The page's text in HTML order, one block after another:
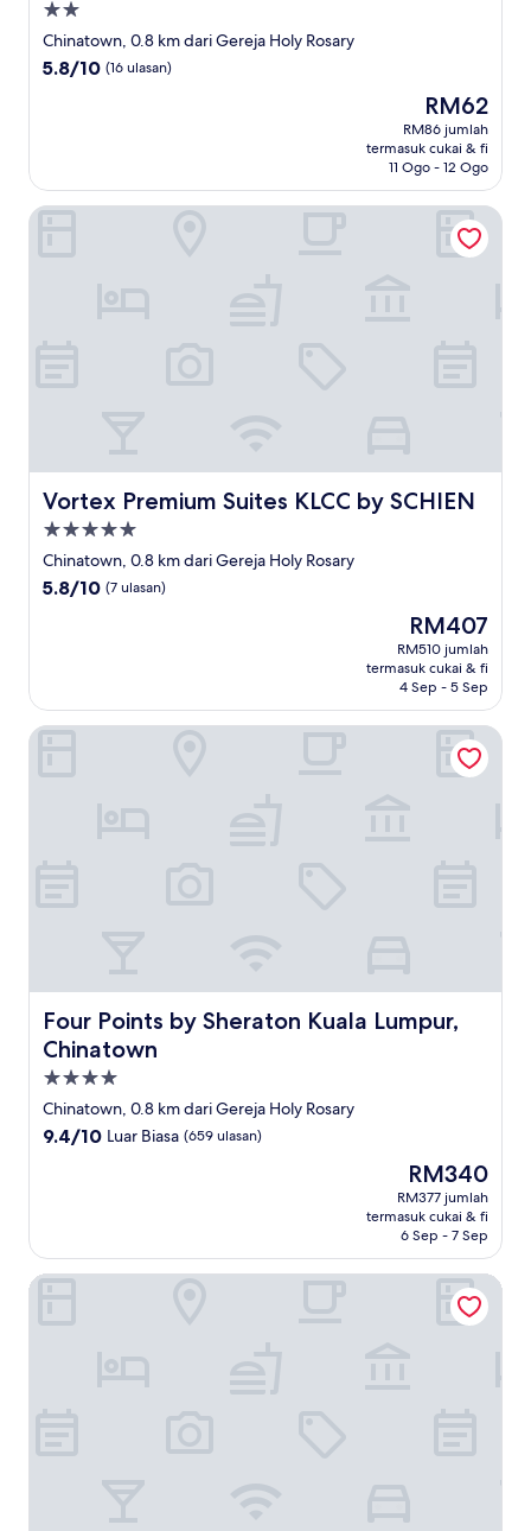
Hartanah
2.0
bintang
Chinatown, 0.8 km dari Gereja Holy Rosary
5.8
5.8/10 (16 ulasan)
Harga
ialah
RM62
RM62
RM86 jumlah
termasuk cukai & fi
11 Ogo - 12 Ogo
Vortex Premium Suites KLCC by SCHIEN
Vortex Premium Suites KLCC by SCHIEN
Hartanah
5.0
bintang
Chinatown, 0.8 km dari Gereja Holy Rosary
5.8
5.8/10 (7 ulasan)
Harga
ialah
RM407
RM407
RM510 jumlah
termasuk cukai & fi
4 Sep - 5 Sep
Vortex Premium Suites KLCC by SCHIEN
Four Points by Sheraton Kuala Lumpur,
Chinatown
Four Points by Sheraton Kuala Lumpur, Chinatown
Hartanah
4.0
bintang
Chinatown, 0.8 km dari Gereja Holy Rosary
9.4
ulasan)
9.4/10 Luar Biasa (659 ulasan)
Harga
ialah
RM340
RM340
RM377 jumlah
termasuk cukai & fi
6 Sep - 7 Sep
Four Points by Sheraton Kuala Lumpur, Chinatown
Aloft by Marriott Kuala Lumpur Sentral